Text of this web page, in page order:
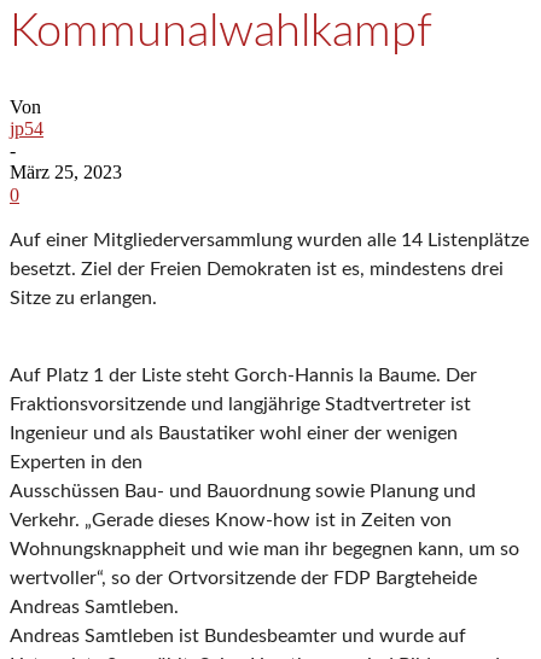
Kommunalwahlkampf
Von
jp54
-
März 25, 2023
0
Auf einer Mitgliederversammlung wurden alle 14 Listenplätze
besetzt. Ziel der Freien Demokraten ist es, mindestens drei
Sitze zu erlangen.
Auf Platz 1 der Liste steht Gorch-Hannis la Baume. Der
Fraktionsvorsitzende und langjährige Stadtvertreter ist
Ingenieur und als Baustatiker wohl einer der wenigen
Experten in den
Ausschüssen Bau- und Bauordnung sowie Planung und
Verkehr. „Gerade dieses Know-how ist in Zeiten von
Wohnungsknappheit und wie man ihr begegnen kann, um so
wertvoller“, so der Ortvorsitzende der FDP Bargteheide
Andreas Samtleben.
Andreas Samtleben ist Bundesbeamter und wurde auf